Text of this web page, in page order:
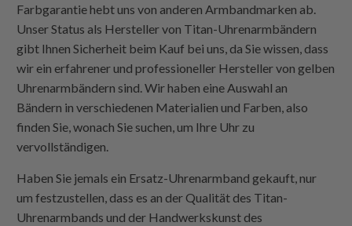
Farbgarantie hebt uns von anderen Armbandmarken ab.
Unser Status als Hersteller von Titan-Uhrenarmbändern
gibt Ihnen Sicherheit beim Kauf bei uns, da Sie wissen, dass
wir ein erfahrener und professioneller Hersteller von gelben
Uhrenarmbändern sind. Wir haben eine Auswahl an
Bändern in verschiedenen Materialien und Farben, also
finden Sie, wonach Sie suchen, um Ihre Uhr zu
vervollständigen.
Haben Sie jemals ein Ersatz-Uhrenarmband gekauft, nur
um festzustellen, dass es an der Qualität des Titan-
Uhrenarmbands und der Handwerkskunst des